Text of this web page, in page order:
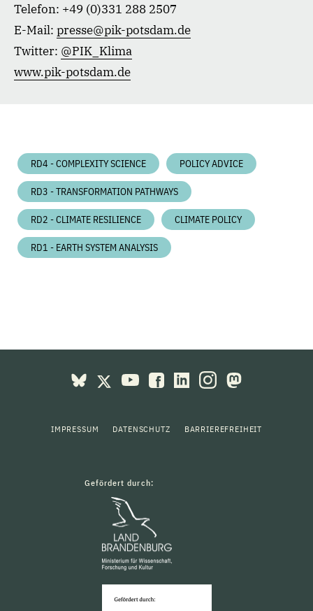
Telefon: +49 (0)331 288 2507
E-Mail: presse@pik-potsdam.de
Twitter: @PIK_Klima
www.pik-potsdam.de
RD4 - COMPLEXITY SCIENCE POLICY ADVICE
RD3 - TRANSFORMATION PATHWAYS
RD2 - CLIMATE RESILIENCE CLIMATE POLICY
RD1 - EARTH SYSTEM ANALYSIS
IMPRESSUM DATENSCHUTZ BARRIEREFREIHEIT
Gefördert durch: